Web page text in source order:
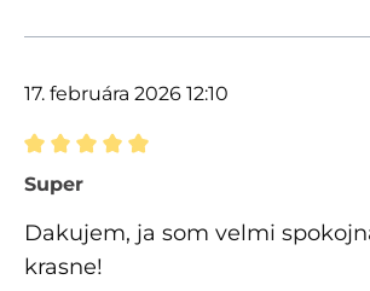
17. februára 2026 12:10
Recenzia s hodnotením 5 z 5
Super
Dakujem, ja som velmi
krasne!